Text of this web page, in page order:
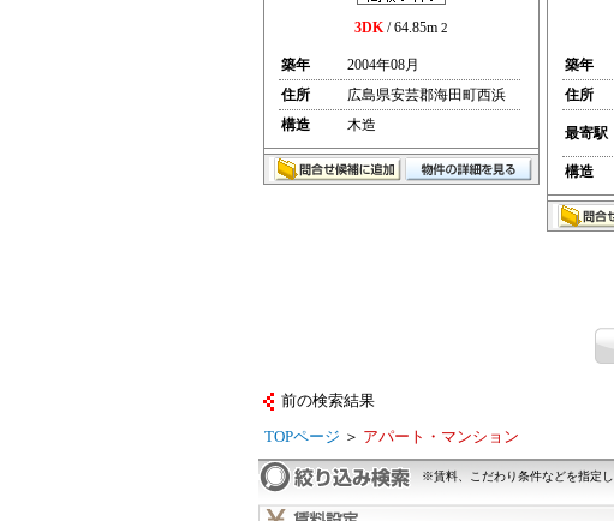
3DK/ 64.85m 2
築年
2004年08月
住所
広島県安芸郡海田町西浜
構造
木造
築年
住所
最寄駅
構造
前の検索結果
TOPページ ＞ アパート・マンション
※賃料、こだわり条件などを指定